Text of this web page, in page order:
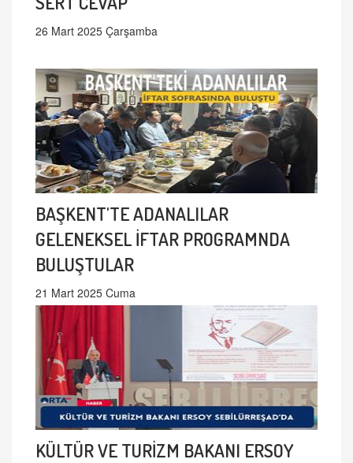
26 Mart 2025 Çarşamba
BAŞKENT'TE ADANALILAR
GELENEKSEL İFTAR PROGRAMNDA
BULUŞTULAR
21 Mart 2025 Cuma
KÜLTÜR VE TURİZM BAKANI ERSOY